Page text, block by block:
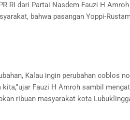
RI dari Partai Nasdem Fauzi H
bahwa pasangan Yoppi-
Kalau ingin perubahan coblos
kita,"ujar Fauzi H Amroh sambil
ribuan masyarakat kota